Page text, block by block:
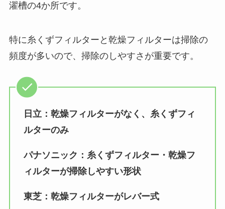
濯槽の4か所です。
特に糸くずフィルターと乾燥フィルターは掃除の
頻度が多いので、掃除のしやすさが重要です。
日立：乾燥フィルターがなく、糸くずフィ
ルターのみ
パナソニック：糸くずフィルター・乾燥フ
ィルターが掃除しやすい形状
東芝：乾燥フィルターがレバー式